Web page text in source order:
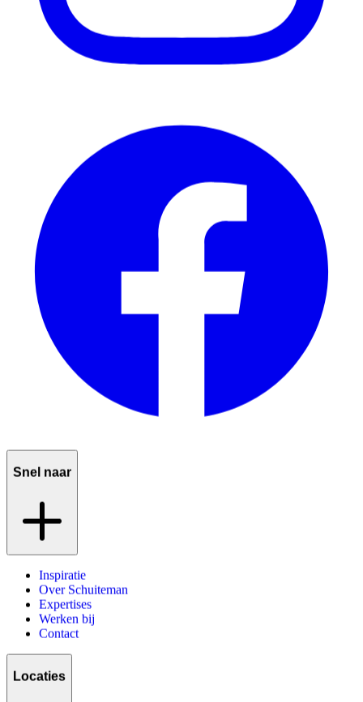
Snel naar
Inspiratie
Over Schuiteman
Expertises
Werken bij
Contact
Locaties